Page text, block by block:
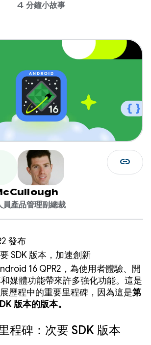
4 分鐘小故事
產品管理副總裁
link
發布
SDK 版本，加速創新
16 QPR2，為使用者體驗、開
媒體功能帶來許多強化功能。這是
歷程中的重要里程碑，因為這是第
版本的版本。
程碑：次要 SDK 版本